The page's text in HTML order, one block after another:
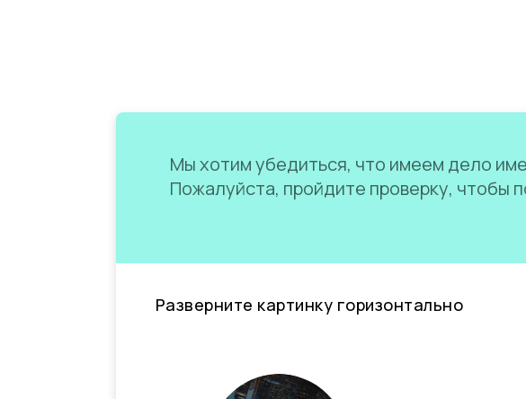
Мы хотим убедиться, что имеем дело
Пожалуйста, пройдите проверку, чтобы
Разверните картинку горизонтально